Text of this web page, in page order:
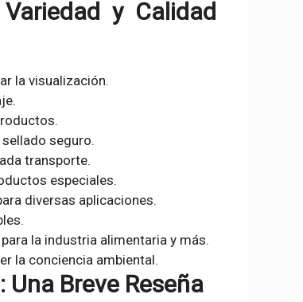
y Calidad
la visualización.
seguro.
transporte.
especiales.
diversas aplicaciones.
la industria alimentaria y más.
la conciencia ambiental.
Breve Reseña